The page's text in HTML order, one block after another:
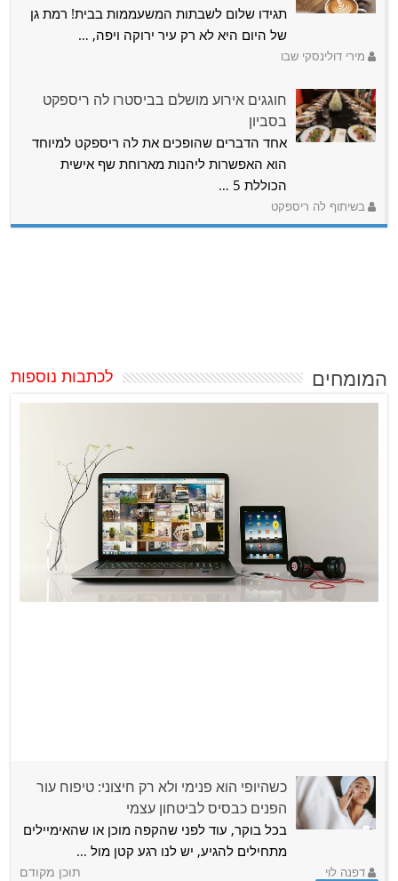
תגידו שלום לשבתות המשעממות בבית! רמת גן
של היום היא לא רק עיר ירוקה ויפה, …
מירי דולינסקי שבו
חוגגים אירוע מושלם בביסטרו לה ריספקט
בסביון
אחד הדברים שהופכים את לה ריספקט למיוחד
הוא האפשרות ליהנות מארוחת שף אישית
הכוללת 5 …
בשיתוף לה ריספקט
המומחים לכתבות נוספות
מעבדת הסלולר הכי נחשבת בגבעתיים לשנת 2026
תוכן מקודם
מצאנו לכם את הפתרון – פסקל מחשבים וסלולר, או בשמם הישן
פסקל תוכנה ומחשבים חברה …
כשהיופי הוא פנימי ולא רק חיצוני: טיפוח עור
הפנים כבסיס לביטחון עצמי
בכל בוקר, עוד לפני שהקפה מוכן או שהאימיילים
מתחילים להגיע, יש לנו רגע קטן מול …
דפנה לוי תוכן מקודם